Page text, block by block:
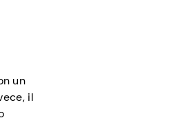
un
il